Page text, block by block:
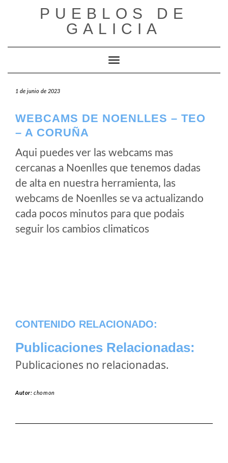
PUEBLOS DE
GALICIA
Cambiar modo de navegación
1 de junio de 2023
WEBCAMS DE NOENLLES – TEO
– A CORUÑA
Aqui puedes ver las webcams mas
cercanas a Noenlles que tenemos dadas
de alta en nuestra herramienta, las
webcams de Noenlles se va actualizando
cada pocos minutos para que podais
seguir los cambios climaticos
CONTENIDO RELACIONADO:
Publicaciones Relacionadas:
Publicaciones no relacionadas.
Autor:chomon